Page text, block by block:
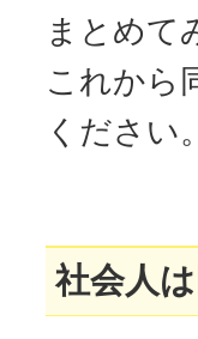
まとめて
これから
ください。
社会人